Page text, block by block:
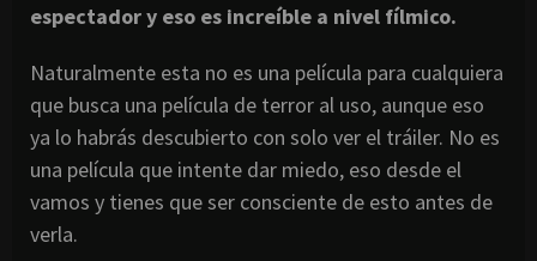
espectador y eso es increíble a nivel fílmico.
Naturalmente esta no es una película para cualquiera
que busca una película de terror al uso, aunque eso
ya lo habrás descubierto con solo ver el tráiler. No es
una película que intente dar miedo, eso desde el
vamos y tienes que ser consciente de esto antes de
verla.